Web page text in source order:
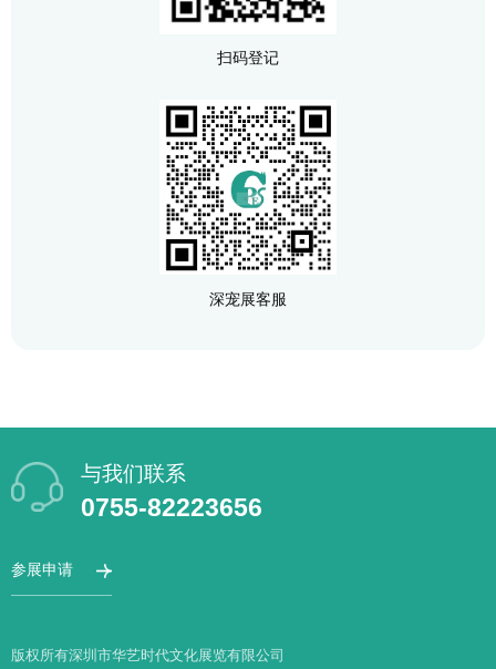
扫码登记
深宠展客服
与我们联系
0755-82223656
参展申请
版权所有深圳市华艺时代文化展览有限公司